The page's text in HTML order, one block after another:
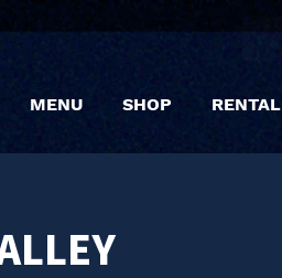
MENU SHOP RENTAL